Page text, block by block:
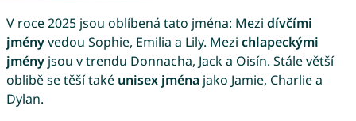
V roce 2025 jsou oblíbená tato jména: Mezi dívčími
jményvedou Sophie, Emilia a Lily. Mezi chlapeckými
jményjsou v trendu Donnacha, Jack a Oisín. Stále větší
oblibě se těší také unisex jménajako Jamie, Charlie a
Dylan.